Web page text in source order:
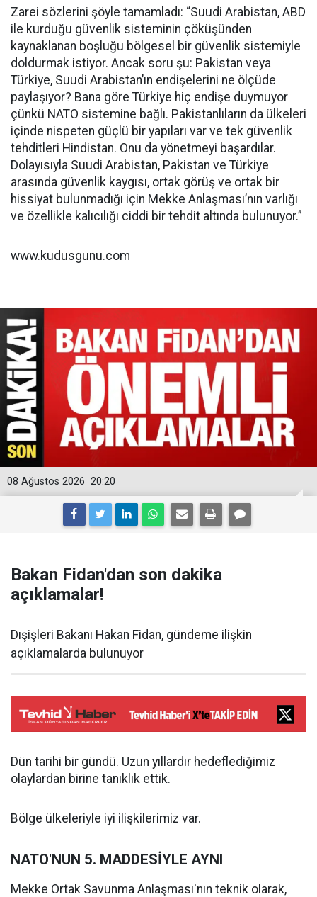
Zarei sözlerini şöyle tamamladı: “Suudi Arabistan, ABD
ile kurduğu güvenlik sisteminin çöküşünden
kaynaklanan boşluğu bölgesel bir güvenlik sistemiyle
doldurmak istiyor. Ancak soru şu: Pakistan veya
Türkiye, Suudi Arabistan’ın endişelerini ne ölçüde
paylaşıyor? Bana göre Türkiye hiç endişe duymuyor
çünkü NATO sistemine bağlı. Pakistanlıların da ülkeleri
içinde nispeten güçlü bir yapıları var ve tek güvenlik
tehditleri Hindistan. Onu da yönetmeyi başardılar.
Dolayısıyla Suudi Arabistan, Pakistan ve Türkiye
arasında güvenlik kaygısı, ortak görüş ve ortak bir
hissiyat bulunmadığı için Mekke Anlaşması’nın varlığı
ve özellikle kalıcılığı ciddi bir tehdit altında bulunuyor.”
www.kudusgunu.com
20:20
08 Ağustos 2026
Bakan Fidan'dan son dakika
açıklamalar!
Dışişleri Bakanı Hakan Fidan, gündeme ilişkin
açıklamalarda bulunuyor
Dün tarihi bir gündü. Uzun yıllardır hedeflediğimiz
olaylardan birine tanıklık ettik.
Bölge ülkeleriyle iyi ilişkilerimiz var.
NATO'NUN 5. MADDESİYLE AYNI
Mekke Ortak Savunma Anlaşması'nın teknik olarak,